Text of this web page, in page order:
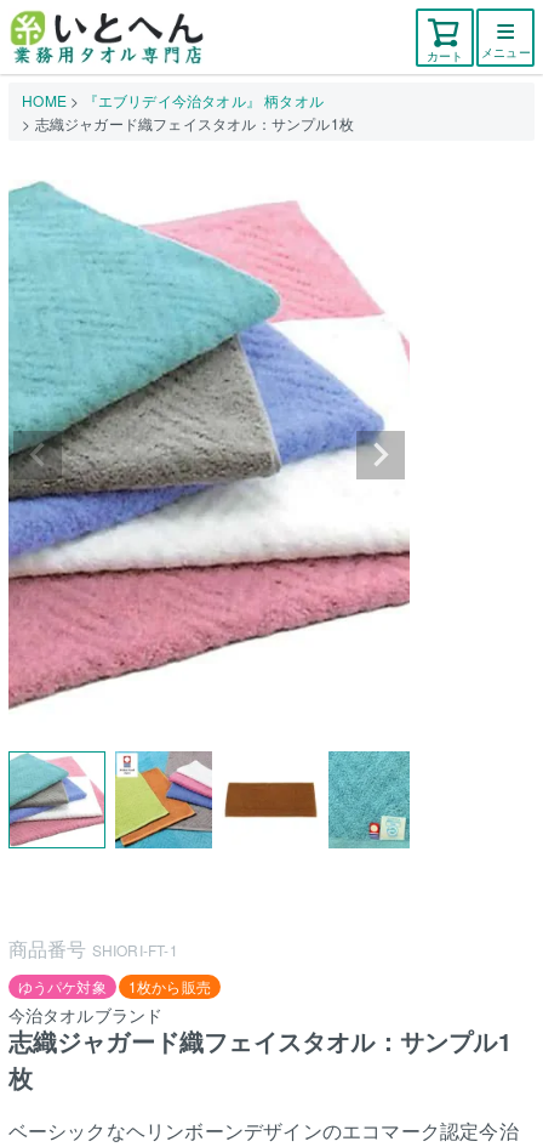
カート メニュー
HOME
『エブリデイ今治タオル』 柄タオル
志織ジャガード織フェイスタオル：サンプル1枚
商品番号 SHIORI-FT-1
ゆうパケ対象
1枚から販売
今治タオルブランド
志織ジャガード織フェイスタオル：サンプル1
枚
ベーシックなヘリンボーンデザインのエコマーク認定今治